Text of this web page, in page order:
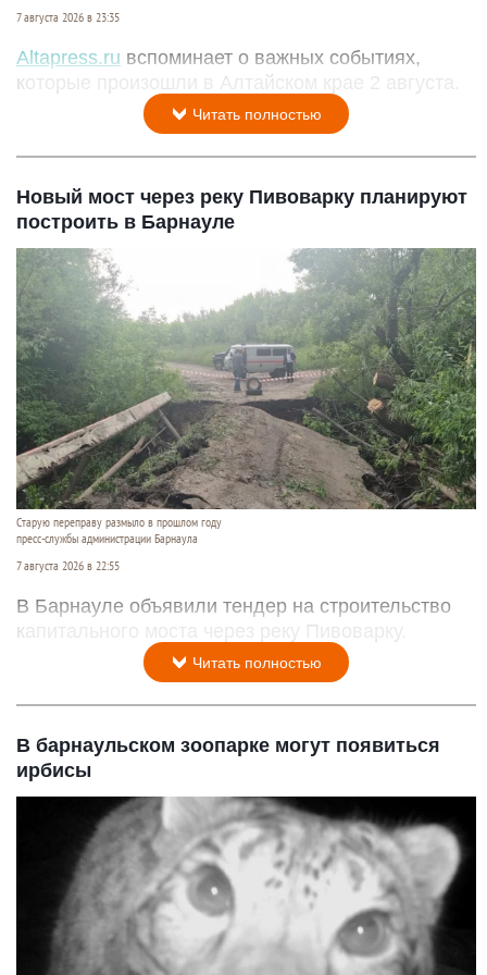
7 августа 2026 в 23:35
Altapress.ru вспоминает о важных событиях,
которые произошли в Алтайском крае 2 августа.
Читать полностью
Новый мост через реку Пивоварку планируют
построить в Барнауле
Старую переправу размыло в прошлом году
пресс-службы администрации Барнаула
7 августа 2026 в 22:55
В Барнауле объявили тендер на строительство
капитального моста через реку Пивоварку.
Читать полностью
В барнаульском зоопарке могут появиться
ирбисы